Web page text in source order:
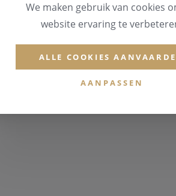
We maken gebruik van cookies
website ervaring te
ALLE COOKIES
AANPASSEN